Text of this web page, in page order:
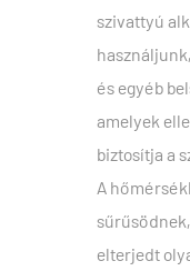
szivattyú
és egyéb
amelyek
biztosítja a
A
elterjedt